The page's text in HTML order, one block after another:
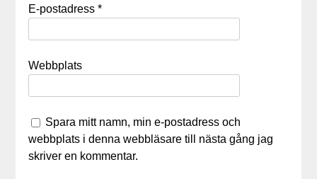
E-postadress*
Webbplats
Spara mitt namn, min e-postadress och
webbplats i denna webbläsare till nästa gång jag
skriver en kommentar.